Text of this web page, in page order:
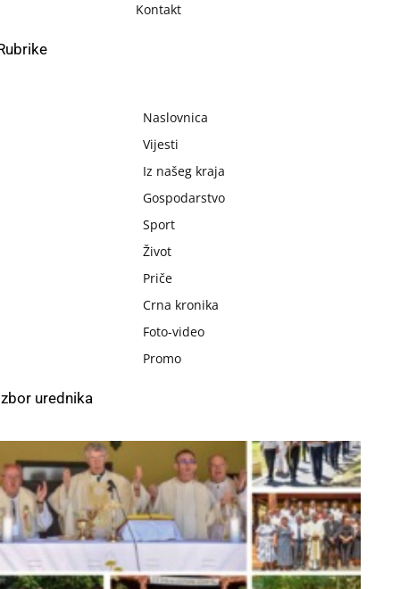
Kontakt
Naslovnica
Vijesti
Iz našeg kraja
Gospodarstvo
Sport
Život
Priče
Crna kronika
Foto-video
Promo
urednika